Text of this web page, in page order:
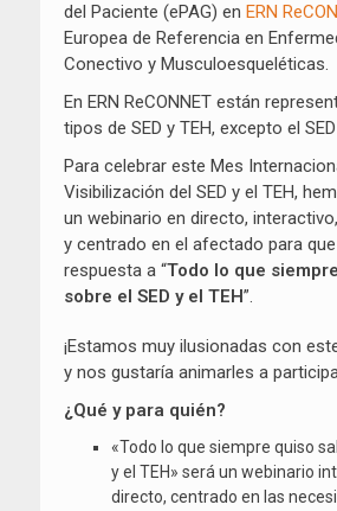
del Paciente (ePAG) en ERN
Europea de Referencia en
Conectivo y Musculoesqueléticas.
En ERN ReCONNET están
tipos de SED y TEH, excepto el
Para celebrar este Mes
Visibilización del SED y el TEH,
un webinario en directo,
y centrado en el afectado para
respuesta a “Todo lo que
sobre el SED y el TEH”.
¡Estamos muy ilusionadas con
y nos gustaría animarles a
¿Qué y para quién?
«Todo lo que siempre quiso
y el TEH» será un webinario
directo, centrado en las